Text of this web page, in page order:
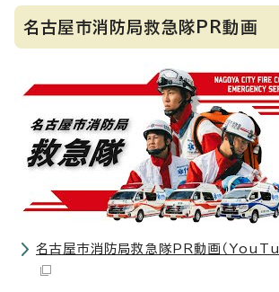
名古屋市消防局救急隊PR動画
名古屋市消防局救急隊PR動画（